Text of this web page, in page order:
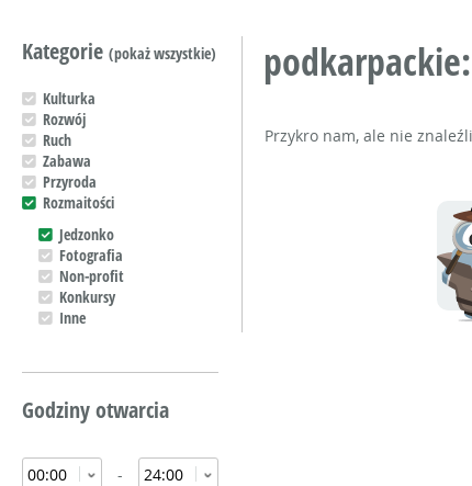
Kategorie (pokaż wszystkie)
Kulturka
Rozwój
Ruch
Zabawa
Przyroda
Rozmaitości
Jedzonko
Fotografia
Non-profit
Konkursy
Inne
Godziny otwarcia
-
Przykro nam, ale nie